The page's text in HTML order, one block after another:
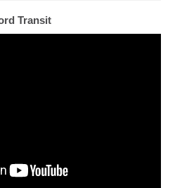
Transit